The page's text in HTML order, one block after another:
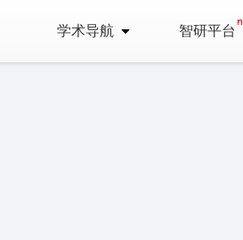
学术导航 智研平台